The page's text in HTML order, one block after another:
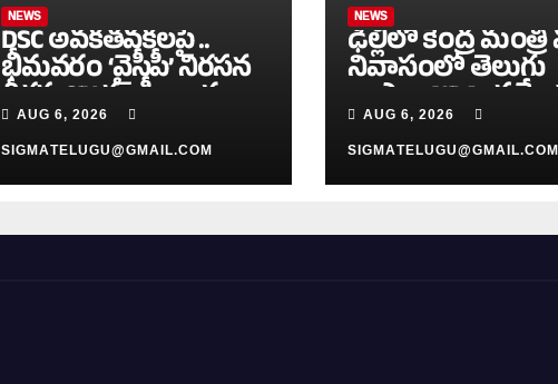
NEWS
DSC అవకతవకలపై ..
భీమవరం ‘వైసీపీ’ నిరసన
దీక్షకు CPI సంఘీభావం
AUG 6, 2026
SIGMATELUGU@GMAIL.COM
NEWS
ఢిల్లీలో కేంద్ర మంత్రి
నివాసంలో తెలుగు
రాష్ట్రాల NDA..
AUG 6, 2026
SIGMATELUGU@GMAIL.COM